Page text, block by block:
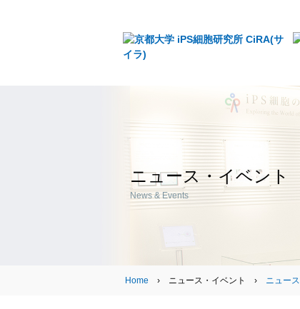
ニュース・イベント
News & Events
Home › ニュース・イベント › ニュース